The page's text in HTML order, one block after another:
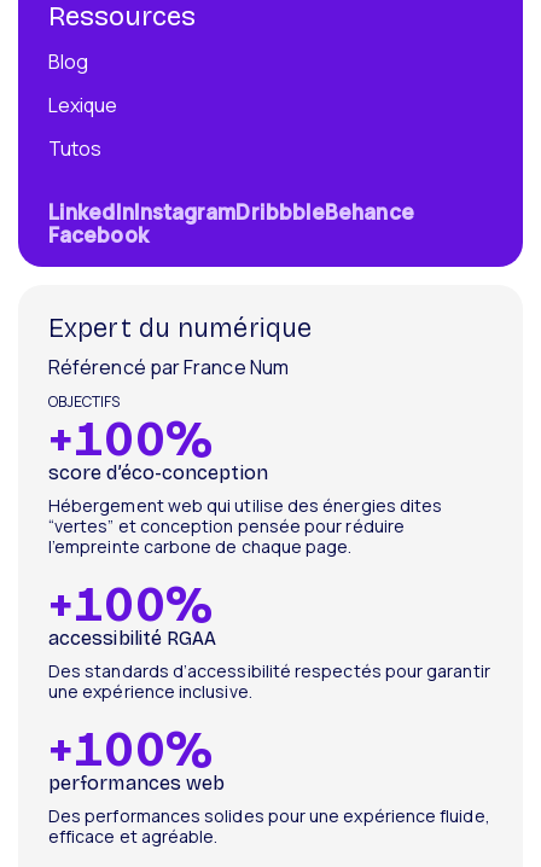
Ressources
Blog
Lexique
Tutos
LinkedInInstagramDribbbleBehance
Facebook
Expert du numérique
Référencé par France Num
+100%
score d’éco-conception
Hébergement web qui utilise des énergies dites
“vertes” et conception pensée pour réduire
l’empreinte carbone de chaque page.
+100%
accessibilité RGAA
Des standards d’accessibilité respectés pour garantir
une expérience inclusive.
+100%
performances web
Des performances solides pour une expérience fluide,
efficace et agréable.